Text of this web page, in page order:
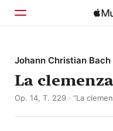
Inicio
Explorar
Johann Christian Bach
La
Op. 14, T. 229 · “La